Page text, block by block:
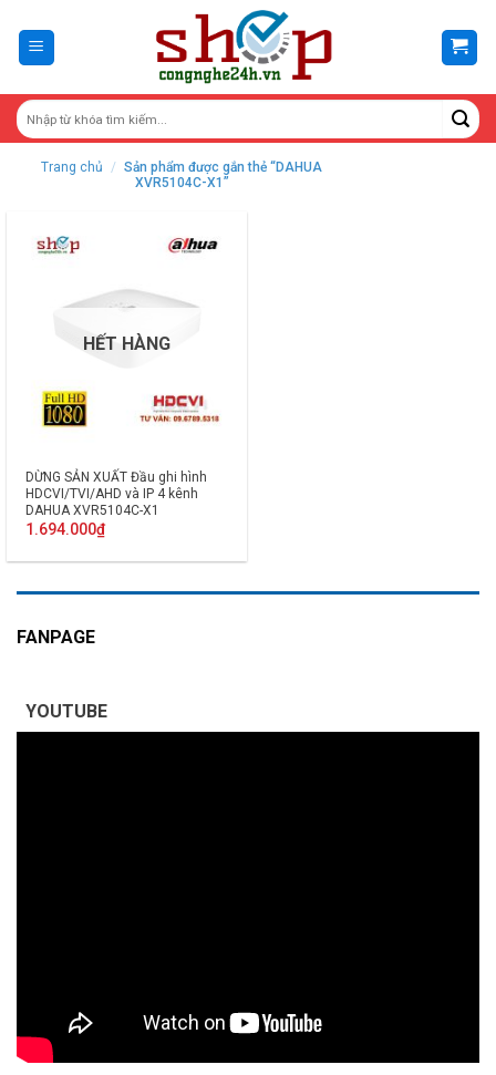
content
Trang chủ / Sản phẩm được gắn thẻ “DAHUA
XVR5104C-X1”
HẾT HÀNG
DỪNG SẢN XUẤT Đầu ghi hình
HDCVI/TVI/AHD và IP 4 kênh
DAHUA XVR5104C-X1
1.694.000₫
FANPAGE
YOUTUBE